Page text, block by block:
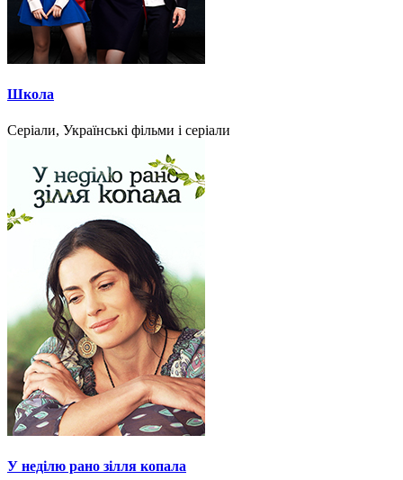
Школа
Серіали, Українські фільми і серіали
У неділю рано зілля копала